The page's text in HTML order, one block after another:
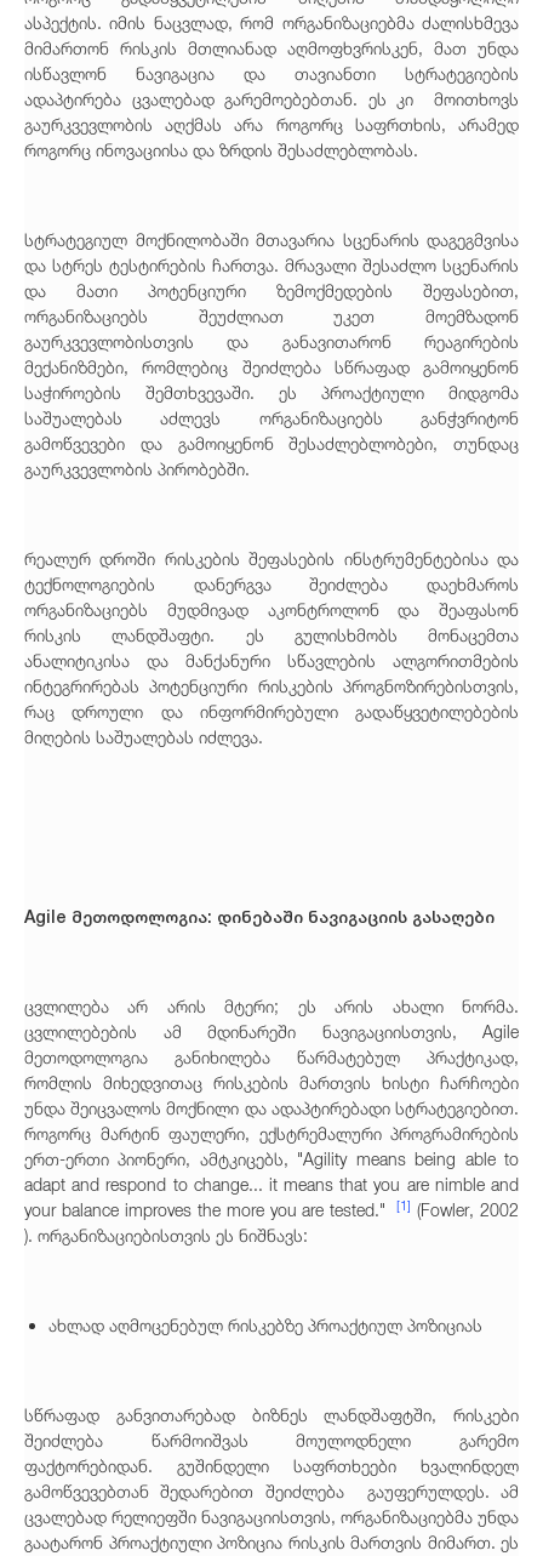
ასპექტის. იმის ნაცვლად, რომ ორგანიზაციებმა ძალისხმევა
მიმართონ რისკის მთლიანად აღმოფხვრისკენ, მათ უნდა
ისწავლონ ნავიგაცია და თავიანთი სტრატეგიების
ადაპტირება ცვალებად გარემოებებთან. ეს კი მოითხოვს
გაურკვევლობის აღქმას არა როგორც საფრთხის, არამედ
როგორც ინოვაციისა და ზრდის შესაძლებლობას.
სტრატეგიულ მოქნილობაში მთავარია სცენარის დაგეგმვისა
და სტრეს ტესტირების ჩართვა. მრავალი შესაძლო სცენარის
და მათი პოტენციური ზემოქმედების შეფასებით,
ორგანიზაციებს შეუძლიათ უკეთ მოემზადონ
გაურკვევლობისთვის და განავითარონ რეაგირების
მექანიზმები, რომლებიც შეიძლება სწრაფად გამოიყენონ
საჭიროების შემთხვევაში. ეს პროაქტიული მიდგომა
საშუალებას აძლევს ორგანიზაციებს განჭვრიტონ
გამოწვევები და გამოიყენონ შესაძლებლობები, თუნდაც
გაურკვევლობის პირობებში.
რეალურ დროში რისკების შეფასების ინსტრუმენტებისა და
ტექნოლოგიების დანერგვა შეიძლება დაეხმაროს
ორგანიზაციებს მუდმივად აკონტროლონ და შეაფასონ
რისკის ლანდშაფტი. ეს გულისხმობს მონაცემთა
ანალიტიკისა და მანქანური სწავლების ალგორითმების
ინტეგრირებას პოტენციური რისკების პროგნოზირებისთვის,
რაც დროული და ინფორმირებული გადაწყვეტილებების
მიღების საშუალებას იძლევა.
Agile მეთოდოლოგია: დინებაში ნავიგაციის გასაღები
ცვლილება არ არის მტერი; ეს არის ახალი ნორმა.
ცვლილებების ამ მდინარეში ნავიგაციისთვის, Agile
მეთოდოლოგია განიხილება წარმატებულ პრაქტიკად,
რომლის მიხედვითაც რისკების მართვის ხისტი ჩარჩოები
უნდა შეიცვალოს მოქნილი და ადაპტირებადი სტრატეგიებით.
როგორც მარტინ ფაულერი, ექსტრემალური პროგრამირების
ერთ-ერთი პიონერი, ამტკიცებს, "Agility means being able to
adapt and respond to change... it means that you are nimble and
your balance improves the more you are tested."
[1] (Fowler, 2002
). ორგანიზაციებისთვის ეს ნიშნავს:
ახლად აღმოცენებულ რისკებზე პროაქტიულ პოზიციას
სწრაფად განვითარებად ბიზნეს ლანდშაფტში, რისკები
შეიძლება წარმოიშვას მოულოდნელი გარემო
ფაქტორებიდან. გუშინდელი საფრთხეები ხვალინდელ
გამოწვევებთან შედარებით შეიძლება გაუფერულდეს. ამ
ცვალებად რელიეფში ნავიგაციისთვის, ორგანიზაციებმა უნდა
გაატარონ პროაქტიული პოზიცია რისკის მართვის მიმართ. ეს